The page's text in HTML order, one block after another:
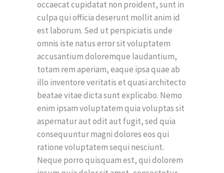
occaecat cupidatat non proident, sunt in
culpa qui officia deserunt mollit anim id
est laborum. Sed ut perspiciatis unde
omnis iste natus error sit voluptatem
accusantium doloremque laudantium,
totam rem aperiam, eaque ipsa quae ab
illo inventore veritatis et quasi architecto
beatae vitae dicta sunt explicabo. Nemo
enim ipsam voluptatem quia voluptas sit
aspernatur aut odit aut fugit, sed quia
consequuntur magni dolores eos qui
ratione voluptatem sequi nesciunt.
Neque porro quisquam est, qui dolorem